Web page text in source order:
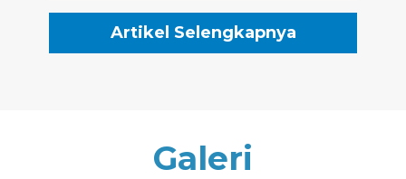
Artikel Selengkapnya
Galeri